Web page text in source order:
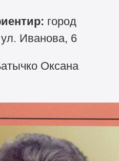
город
Иванова, 6
Оксана